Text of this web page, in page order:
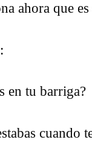
ahora que
en tu barriga?
cuando